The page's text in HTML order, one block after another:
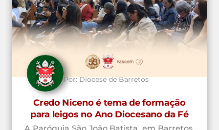
Por:Diocese de Barretos
Credo Niceno é tema de formação
para leigos no Ano Diocesano da Fé